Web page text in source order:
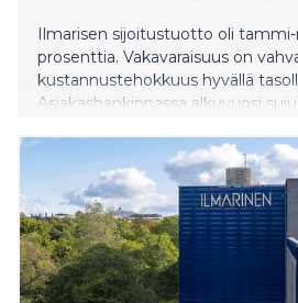
Ilmarisen sijoitustuotto oli tammi-
prosenttia. Vakavaraisuus on
kustannustehokkuus hyvällä
Asiakashankinnassa alkuvuosi